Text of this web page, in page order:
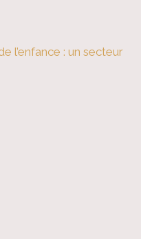
l’enfance : un secteur